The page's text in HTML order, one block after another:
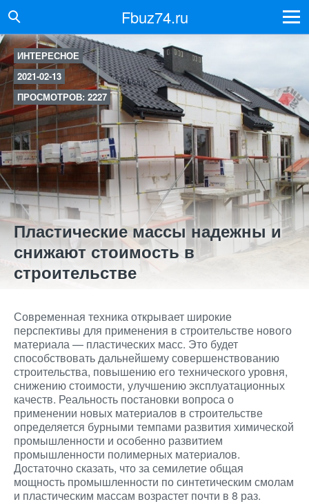
Fbuz74.ru
ИНТЕРЕСНОЕ
2021-02-13
ПРОСМОТРОВ: 2227
Пластические массы надежны и
снижают стоимость в
строительстве
Современная техника открывает широкие
перспективы для применения в строительстве нового
материала — пластических масс. Это будет
способствовать дальнейшему совершенствованию
строительства, повышению его технического уровня,
снижению стоимости, улучшению эксплуатационных
качеств. Реальность постановки вопроса о
применении новых материалов в строительстве
определяется бурными темпами развития химической
промышленности и особенно развитием
промышленности полимерных материалов.
Достаточно сказать, что за семилетие общая
мощность промышленности по синтетическим смолам
и пластическим массам возрастет почти в 8 раз.